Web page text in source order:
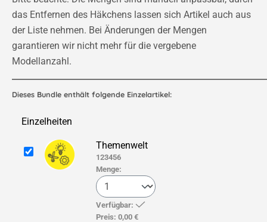
das Entfernen des Häkchens lassen sich Artikel auch aus
der Liste nehmen. Bei Änderungen der Mengen
garantieren wir nicht mehr für die vergebene
Modellanzahl.
Dieses Bundle enthält folgende Einzelartikel:
Einzelheiten
Themenwelt
123456
Menge:
Verfügbar:
Preis: 0,00 €